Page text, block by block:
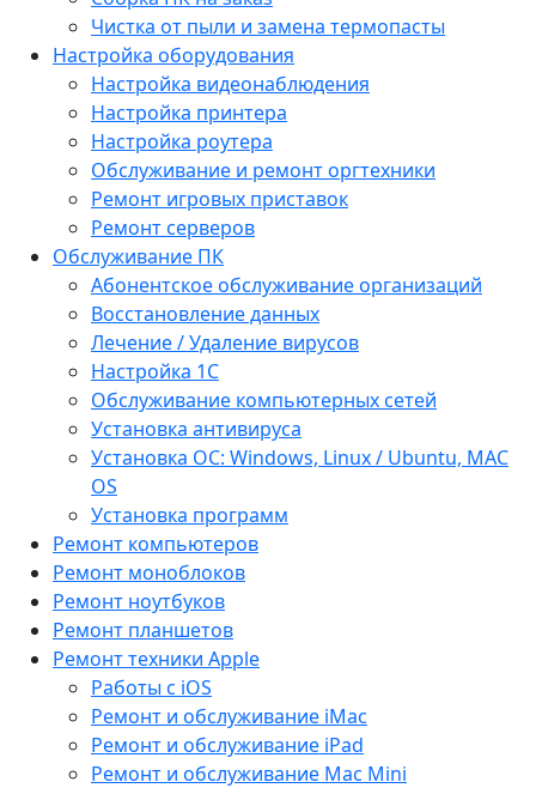
Чистка от пыли и замена термопасты
Настройка оборудования
Настройка видеонаблюдения
Настройка принтера
Настройка роутера
Обслуживание и ремонт оргтехники
Ремонт игровых приставок
Ремонт серверов
Обслуживание ПК
Абонентское обслуживание организаций
Восстановление данных
Лечение / Удаление вирусов
Настройка 1С
Обслуживание компьютерных сетей
Установка антивируса
Установка ОС: Windows, Linux / Ubuntu, МАС
OS
Установка программ
Ремонт компьютеров
Ремонт моноблоков
Ремонт ноутбуков
Ремонт планшетов
Ремонт техники Apple
Работы с iOS
Ремонт и обслуживание iMac
Ремонт и обслуживание iPad
Ремонт и обслуживание Mac Mini